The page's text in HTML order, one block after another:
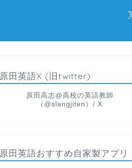
原田英語X (旧twitter)
原田高志@高校の英語教師
（@slangjiten）/ X
原田英語おすすめ自家製アプリ